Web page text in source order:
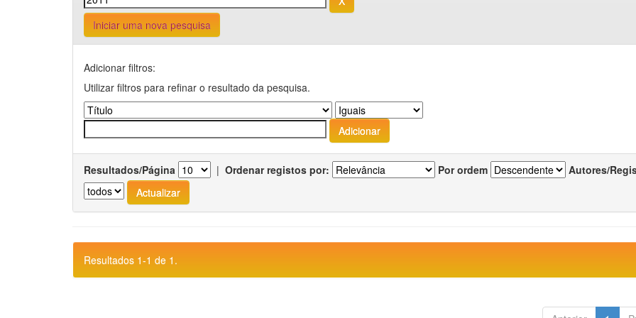
Iniciar uma nova pesquisa
Adicionar filtros:
Utilizar filtros para refinar o resultado da pesquisa.
Resultados/Página | Ordenar registos por: Por ordem Autores/
Resultados 1-1 de 1.